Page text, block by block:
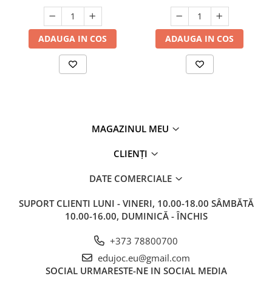
ADAUGA IN COS ADAUGA IN COS
MAGAZINUL MEU
CLIENȚI
DATE COMERCIALE
SUPORT CLIENTI LUNI - VINERI, 10.00-18.00 SÂMBĂTĂ
10.00-16.00, DUMINICĂ - ÎNCHIS
+373 78800700
edujoc.eu@gmail.com
SOCIAL URMARESTE-NE IN SOCIAL MEDIA